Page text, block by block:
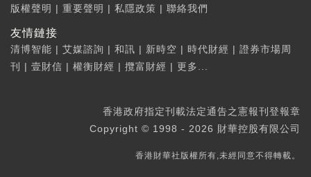
版權聲明 | 重要聲明 | 私隱政策 | 聯絡我們
友情鏈接
清博智能 | 艾媒諮詢 | 和訊 | 新時空 | 時代財經 | 證券市場周
刊
| 壹財信 | 權衡財經 | 攬富財經 | 更多...
香港政府指定刊載法定通告之憲報刊登報章
Copyright © 1998 - 2026 財華控股有限公司
香港財華社版權所有,未經同意不得轉載。